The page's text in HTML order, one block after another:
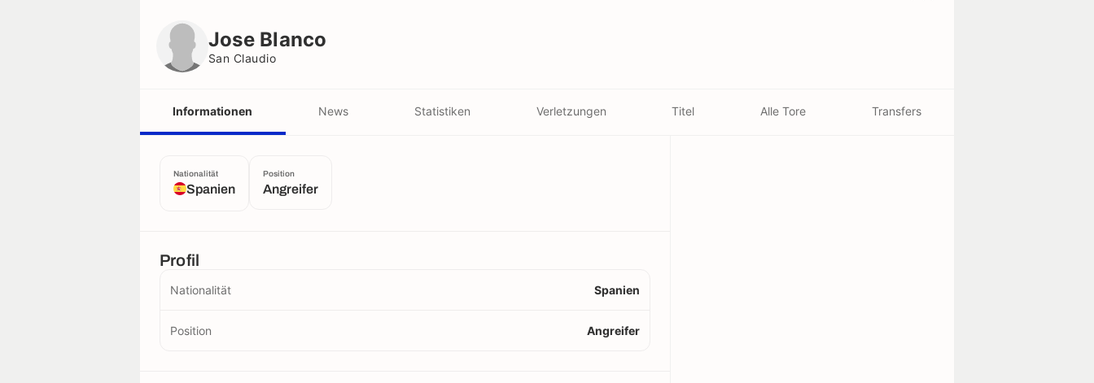
Jose Blanco
San Claudio
Informationen News Statistiken Verletzungen Titel Alle Tore Transfers
Nationalität
Spanien
Position
Angreifer
Profil
Nationalität Spanien
Position Angreifer